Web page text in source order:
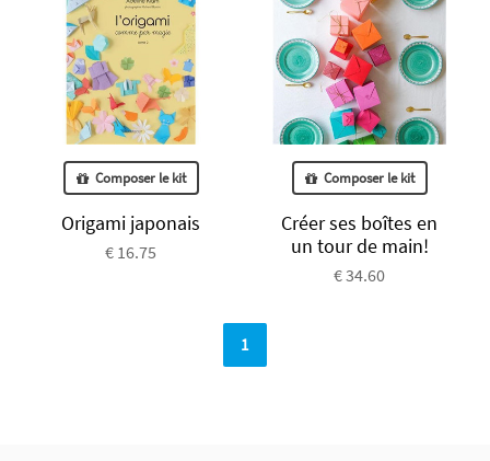
Composer le kit
Origami japonais
€ 16.75
Composer le kit
Créer ses boîtes en
un tour de main!
€ 34.60
1